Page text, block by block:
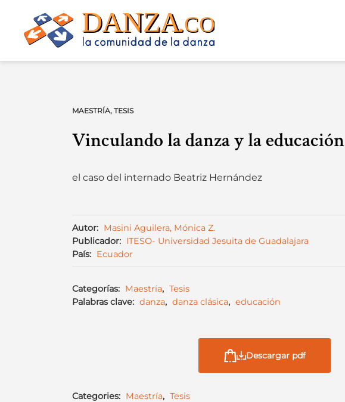
content
MAESTRÍA, TESIS
Vinculando la danza y la educación
el caso del internado Beatriz Hernández
Autor: Masini Aguilera, Mónica Z.
Publicador: ITESO- Universidad Jesuita de Guadalajara
País: Ecuador
Categorías: Maestría, Tesis
Palabras clave: danza, danza clásica, educación
Descargar pdf
Categories: Maestría, Tesis